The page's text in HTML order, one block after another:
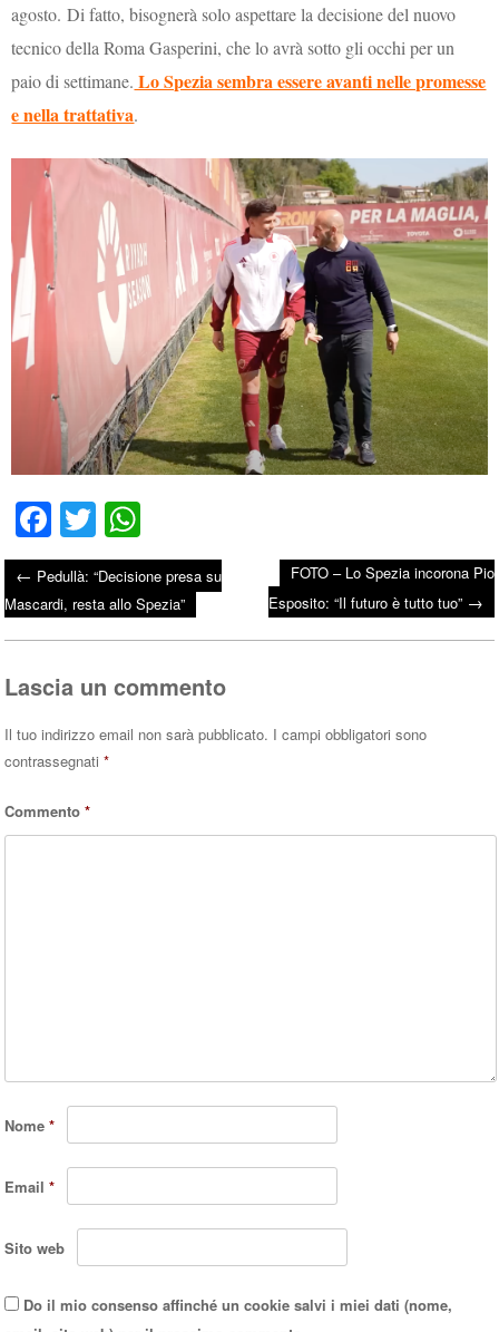
agosto. Di fatto, bisognerà solo aspettare la decisione del nuovo
tecnico della Roma Gasperini, che lo avrà sotto gli occhi per un
paio di settimane. Lo Spezia sembra essere avanti nelle promesse
e nella trattativa.
Fa
ce
bo
ok
T
wi
tte
r
ha
ts
A
Post navigation
← Pedullà: “Decisione presa su
Mascardi, resta allo Spezia”
FOTO – Lo Spezia incorona Pio
Esposito: “Il futuro è tutto tuo” →
Lascia un commento
Il tuo indirizzo email non sarà pubblicato. I campi obbligatori sono
contrassegnati*
Commento*
Nome*
Email*
Sito web
Do il mio consenso affinché un cookie salvi i miei dati (nome,